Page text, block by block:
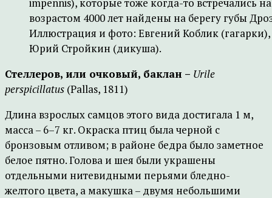
возрастом 4000 лет найдены на берегу губы
Иллюстрация и фото: Евгений Коблик
Юрий Стройкин (дикуша).
Стеллеров, или очковый, баклан – Urile
perspicillatus (Pallas, 1811)
Длина взрослых самцов этого вида достигала 1 м,
масса – 6–7 кг. Окраска птиц была черной с
бронзовым отливом; в районе бедра было заметное
белое пятно. Голова и шея были украшены
отдельными нитевидными перьями бледно-
желтого цвета, а макушка – двумя небольшими